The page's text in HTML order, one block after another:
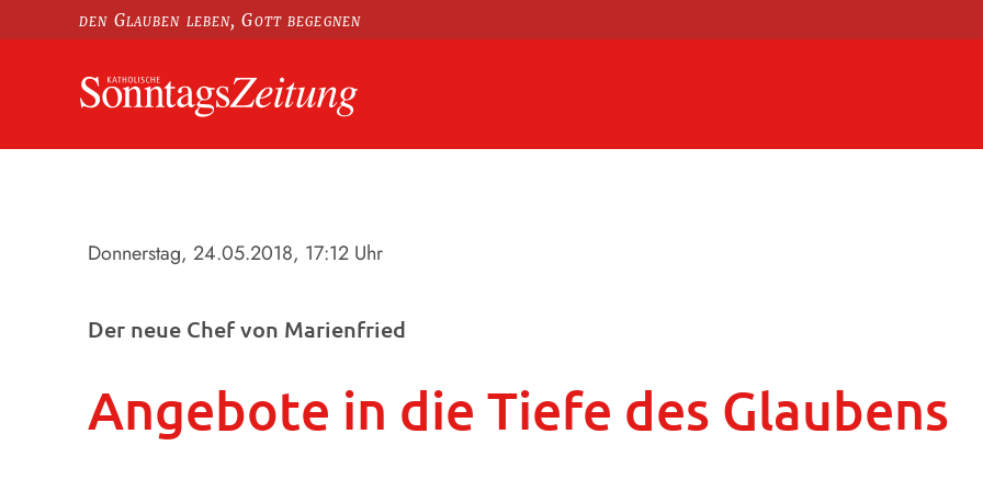
den Glauben leben, Gott begegnen
Donnerstag, 24.05.2018, 17:12 Uhr
Der neue Chef von Marienfried
Angebote in die Tiefe des Glaubens